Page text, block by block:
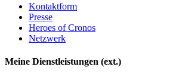
Kontaktform
Presse
Heroes of Cronos
Netzwerk
Meine Dienstleistungen (ext.)